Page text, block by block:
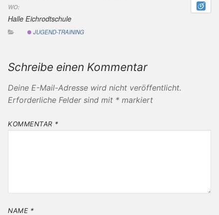
WO:
Halle Eichrodtschule
JUGEND-TRAINING
Schreibe einen Kommentar
Deine E-Mail-Adresse wird nicht veröffentlicht.
Erforderliche Felder sind mit * markiert
KOMMENTAR *
NAME *